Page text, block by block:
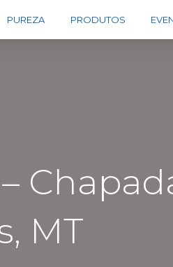
PUREZA PRODUTOS
MT